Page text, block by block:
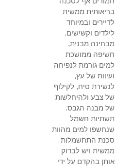
בריאותית ממשית
לדיירים ובמיוחד
לילדים וקשישים.
מבחינה מבנית,
חשיפה ממושכת
למים גורמת לנפיחה
ועיוות של עץ,
לנשירת טיח, לקילוף
של צבע ולהיחלשות
של מבנה הגבס.
תשתיות חשמל
שנחשפו למים מהוות
סכנת התחשמלות
ממשית ויש לבדוק
אותן בהקדם על ידי